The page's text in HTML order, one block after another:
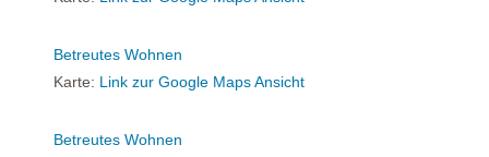
Betreutes Wohnen
Karte: Link zur Google Maps Ansicht
Betreutes Wohnen